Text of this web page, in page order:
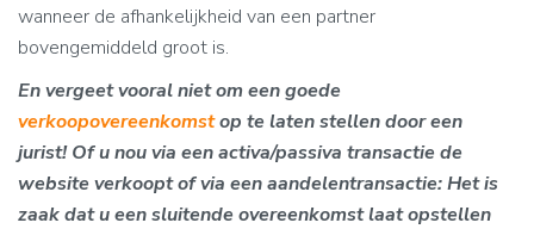
wanneer de afhankelijkheid van een partner
bovengemiddeld groot is.
En vergeet vooral niet om een goede
verkoopovereenkomstop te laten stellen door een
jurist! Of u nou via een activa/passiva transactie de
website verkoopt of via een aandelentransactie: Het is
zaak dat u een sluitende overeenkomst laat opstellen